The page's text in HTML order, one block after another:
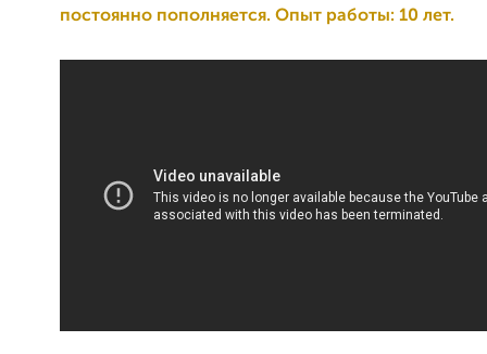
постоянно пополняется. Опыт работы: 10 лет.